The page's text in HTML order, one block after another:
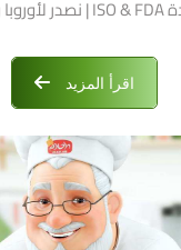
اقرأ المزيد